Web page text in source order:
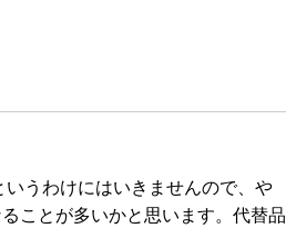
うわけにはいきませんので、や
ことが多いかと思います。代替品